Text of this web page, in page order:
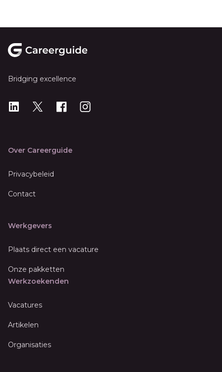
Bridging excellence
LinkedIn
X Instagram
Over Careerguide
Privacybeleid
Contact
Werkgevers
Plaats direct een vacature
Onze pakketten
Werkzoekenden
Vacatures
Artikelen
Organisaties